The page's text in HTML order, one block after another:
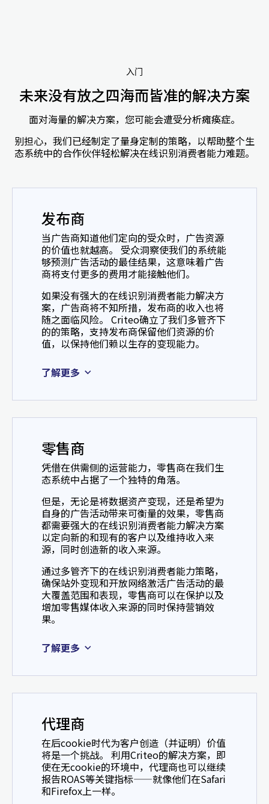
入门
未来没有放之四海而皆准的解决方案
面对海量的解决方案，您可能会遭受分析瘫痪症。
别担心，我们已经制定了量身定制的策略，以帮助整个生
态系统中的合作伙伴轻松解决在线识别消费者能力难题。
发布商
当广告商知道他们定向的受众时，广告资源
的价值也就越高。 受众洞察使我们的系统能
够预测广告活动的最佳结果，这意味着广告
商将支付更多的费用才能接触他们。
如果没有强大的在线识别消费者能力解决方
案，广告商将不知所措，发布商的收入也将
随之面临风险。 Criteo确立了我们多管齐下
的的策略，支持发布商保留他们资源的价
值，以保持他们赖以生存的变现能力。
了解更多
零售商
凭借在供需侧的运营能力，零售商在我们生
态系统中占据了一个独特的角落。
但是，无论是将数据资产变现，还是希望为
自身的广告活动带来可衡量的效果，零售商
都需要强大的在线识别消费者能力解决方案
以定向新的和现有的客户以及维持收入来
源，同时创造新的收入来源。
通过多管齐下的在线识别消费者能力策略，
确保站外变现和开放网络激活广告活动的最
大覆盖范围和表现，零售商可以在保护以及
增加零售媒体收入来源的同时保持营销效
果。
了解更多
代理商
在后cookie时代为客户创造（并证明）价值
将是一个挑战。 利用Criteo的解决方案，即
使在无cookie的环境中，代理商也可以继续
报告ROAS等关键指标——就像他们在Safari
和Firefox上一样。